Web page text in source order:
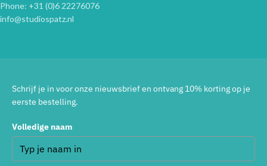
Phone: +31 (0)6 22276076
info@studiospatz.nl
Schrijf je in voor onze nieuwsbrief en ontvang 10% korting op je
eerste bestelling.
Volledige naam